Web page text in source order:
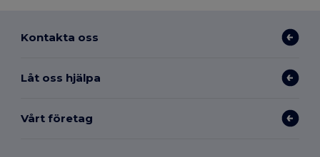
Kontakta oss
Låt oss hjälpa
Vårt företag